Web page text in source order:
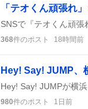
「テオくん頑張れ
368件のポスト 18時間前
Hey! Say! JUMP、
980件のポスト 1日前